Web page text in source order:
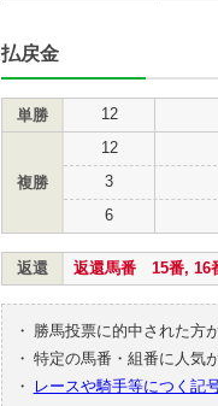
払戻金
単勝 12
複勝
12
3
6
返還 返還馬番 15番,
・
勝馬投票に的中された方
・ 特定の馬番・組番に人気
・
レースや騎手等につく記